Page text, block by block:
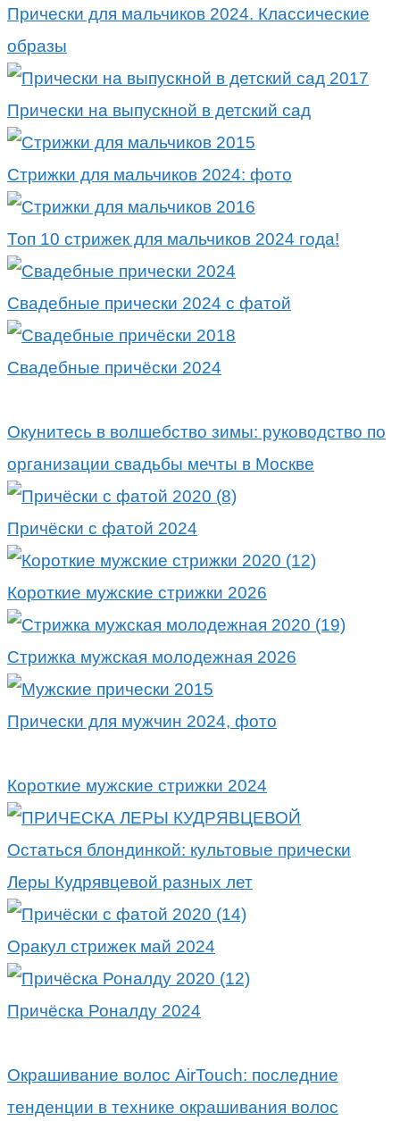
Прически для мальчиков 2024. Классические
образы
Прически на выпускной в детский сад
Стрижки для мальчиков 2024: фото
Топ 10 стрижек для мальчиков 2024 года!
Свадебные прически 2024 с фатой
Свадебные причёски 2024
Окунитесь в волшебство зимы: руководство по
организации свадьбы мечты в Москве
Причёски с фатой 2024
Короткие мужские стрижки 2026
Стрижка мужская молодежная 2026
Прически для мужчин 2024, фото
Короткие мужские стрижки 2024
Остаться блондинкой: культовые прически
Леры Кудрявцевой разных лет
Оракул стрижек май 2024
Причёска Роналду 2024
Окрашивание волос AirTouch: последние
тенденции в технике окрашивания волос